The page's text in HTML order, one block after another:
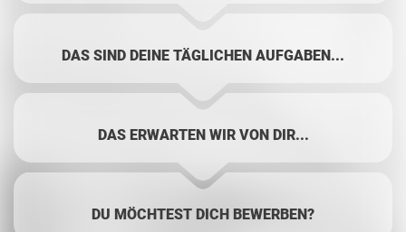
DAS SIND DEINE TÄGLICHEN AUFGABEN...
DAS ERWARTEN WIR VON DIR...
DU MÖCHTEST DICH BEWERBEN?